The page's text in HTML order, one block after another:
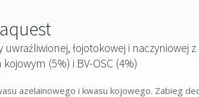
łojotokowej i naczyniowej
(5%) i BV-OSC (4%)
azelainowego i kwasu kojowego. Zabieg